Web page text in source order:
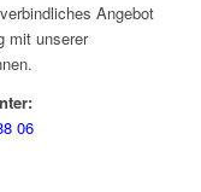
Angebot
mit unserer
06